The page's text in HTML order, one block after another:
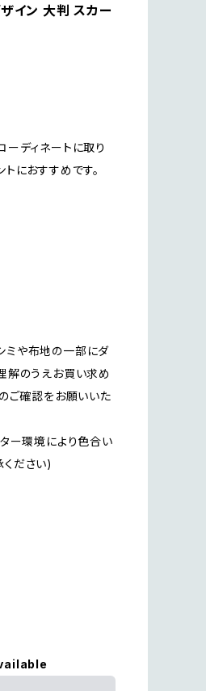
イン 大判 スカー
ーディネートに取り
におすすめです。
ミや布地の一部にダ
解のうえお買い求め
ご確認をお願いいた
ー環境により色合い
ださい)